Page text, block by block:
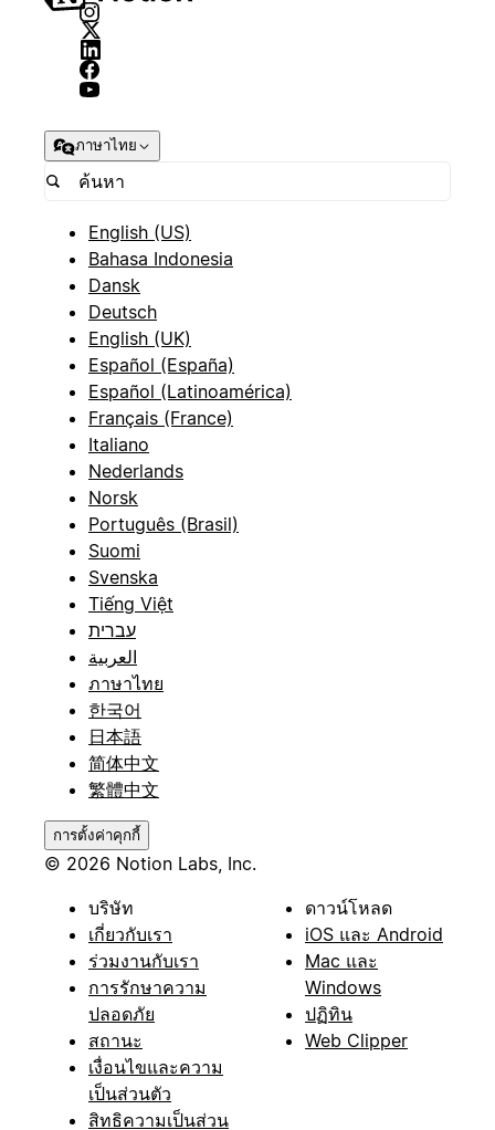
ภาษาไทย
English (US)
Bahasa Indonesia
Dansk
Deutsch
English (UK)
Español (España)
Español (Latinoamérica)
Français (France)
Italiano
Nederlands
Norsk
Português (Brasil)
Suomi
Svenska
Tiếng Việt
עברית
العربية
ภาษาไทย
한국어
日本語
简体中文
繁體中文
การตั้งค่าคุกกี้
© 2026 Notion Labs, Inc.
บริษัท
เกี่ยวกับเรา
ร่วมงานกับเรา
การรักษาความ
ปลอดภัย
สถานะ
เงื่อนไขและความ
เป็นส่วนตัว
สิทธิความเป็นส่วน
ดาวน์โหลด
iOS และ Android
Mac และ
Windows
ปฏิทิน
Web Clipper